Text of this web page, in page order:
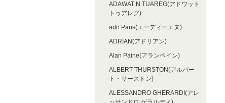
ADAWAT N TUAREG(アドワット
トゥアレグ)
adn Paris(エーディーエヌ)
ADRIAN(アドリアン)
Alan Paine(アランペイン)
ALBERT THURSTON(アルバー
ト・サーストン)
ALESSANDRO GHERARDI(アレ